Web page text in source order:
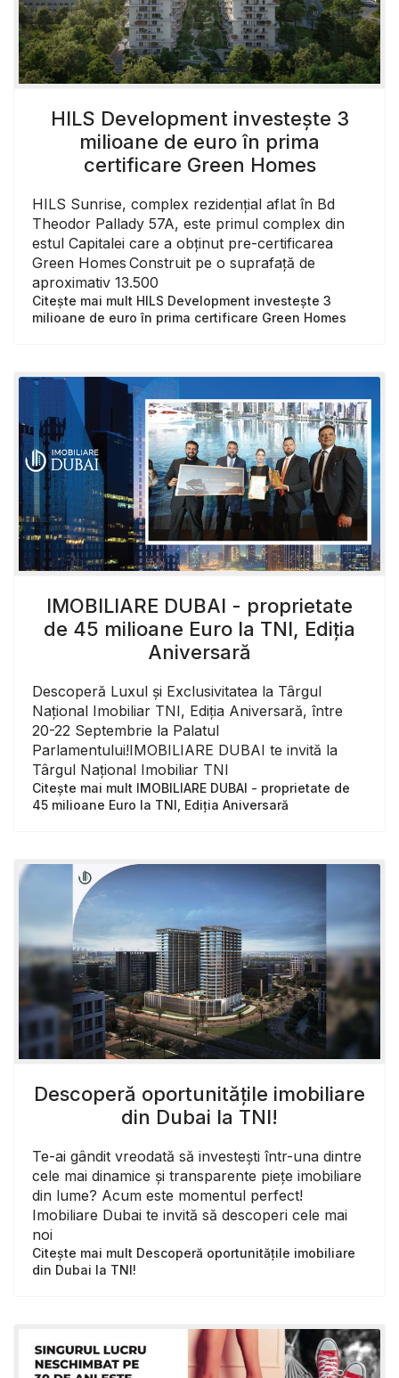
HILS Development investește 3
milioane de euro în prima
certificare Green Homes
HILS Sunrise, complex rezidențial aflat în Bd
Theodor Pallady 57A, este primul complex din
estul Capitalei care a obținut pre-certificarea
Green Homes Construit pe o suprafață de
aproximativ 13.500
Citește mai mult HILS Development investește 3
milioane de euro în prima certificare Green Homes
IMOBILIARE DUBAI - proprietate
de 45 milioane Euro la TNI, Ediția
Aniversară
Descoperă Luxul și Exclusivitatea la Târgul
Național Imobiliar TNI, Ediția Aniversară, între
20-22 Septembrie la Palatul
Parlamentului!IMOBILIARE DUBAI te invită la
Târgul Național Imobiliar TNI
Citește mai mult IMOBILIARE DUBAI - proprietate de
45 milioane Euro la TNI, Ediția Aniversară
Descoperă oportunitățile imobiliare
din Dubai la TNI!
Te-ai gândit vreodată să investești într-una dintre
cele mai dinamice și transparente piețe imobiliare
din lume? Acum este momentul perfect!
Imobiliare Dubai te invită să descoperi cele mai
noi
Citește mai mult Descoperă oportunitățile imobiliare
din Dubai la TNI!